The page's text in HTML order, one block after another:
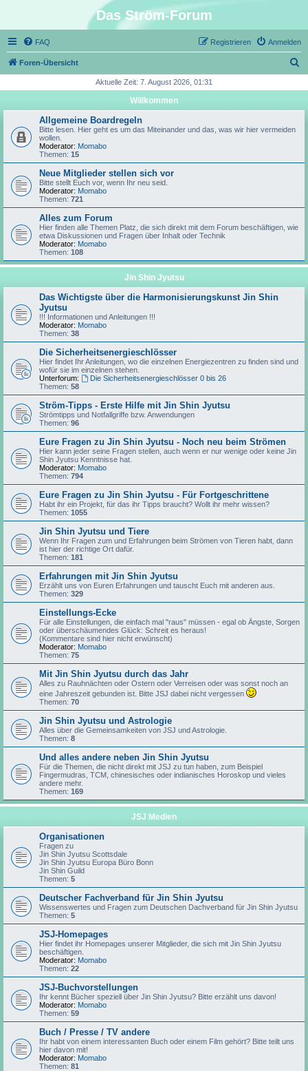
Das Ström-Forum
FAQ Anmelden
Registrieren
Foren-Übersicht
h
Aktuelle Zeit: 7. August 2026, 01:31
Willkommen
Allgemeine Boardregeln
Bitte lesen. Hier geht es um das Miteinander und das, was wir hier vermeiden
wollen.
Moderator: Momabo
Themen: 15
Neue Mitglieder stellen sich vor
Bitte stellt Euch vor, wenn Ihr neu seid.
Moderator: Momabo
Themen: 721
Alles zum Forum
Hier finden alle Themen Platz, die sich direkt mit dem Forum beschäftigen, wie
etwa Diskussionen und Fragen über Inhalt oder Technik
Moderator: Momabo
Themen: 108
Jin Shin Jyutsu
Das Wichtigste über die Harmonisierungskunst Jin Shin
Jyutsu
!!! Informationen und Anleitungen !!!
Moderator: Momabo
Themen: 38
Die Sicherheitsenergieschlösser
Hier findet Ihr Anleitungen, wo die einzelnen Energiezentren zu finden sind und
wofür sie im einzelnen stehen.
Unterforum:
Die Sicherheitsenergieschlösser 0 bis 26
Themen: 58
Ström-Tipps - Erste Hilfe mit Jin Shin Jyutsu
Strömtipps und Notfallgriffe bzw. Anwendungen
Themen: 96
Eure Fragen zu Jin Shin Jyutsu - Noch neu beim Strömen
Hier kann jeder seine Fragen stellen, auch wenn er nur wenige oder keine Jin
Shin Jyutsu Kenntnisse hat.
Moderator: Momabo
Themen: 794
Eure Fragen zu Jin Shin Jyutsu - Für Fortgeschrittene
Habt ihr ein Projekt, für das ihr Tipps braucht? Wollt ihr mehr wissen?
Themen: 1055
Jin Shin Jyutsu und Tiere
Wenn Ihr Fragen zum und Erfahrungen beim Strömen von Tieren habt, dann
ist hier der richtige Ort dafür.
Themen: 181
Erfahrungen mit Jin Shin Jyutsu
Erzählt uns von Euren Erfahrungen und tauscht Euch mit anderen aus.
Themen: 329
Einstellungs-Ecke
Für alle Einstellungen, die einfach mal "raus" müssen - egal ob Ängste, Sorgen
oder überschäumendes Glück: Schreit es heraus!
(Kommentare sind hier nicht erwünscht)
Moderator: Momabo
Themen: 75
Mit Jin Shin Jyutsu durch das Jahr
Alles zu Rauhnächten oder Ostern oder Verreisen oder was sonst noch an
eine Jahreszeit gebunden ist. Bitte JSJ dabei nicht vergessen
Themen: 70
Jin Shin Jyutsu und Astrologie
Alles über die Gemeinsamkeiten von JSJ und Astrologie.
Themen: 8
Und alles andere neben Jin Shin Jyutsu
Für die Themen, die nicht direkt mit JSJ zu tun haben, zum Beispiel
Fingermudras, TCM, chinesisches oder indianisches Horoskop und vieles
andere mehr.
Themen: 169
JSJ Medien
Organisationen
Fragen zu
Jin Shin Jyutsu Scottsdale
Jin Shin Jyutsu Europa Büro Bonn
Jin Shin Guild
Themen: 5
Deutscher Fachverband für Jin Shin Jyutsu
Wissenswertes und Fragen zum Deutschen Dachverband für Jin Shin Jyutsu
Themen: 5
JSJ-Homepages
Hier findet ihr Homepages unserer Mitglieder, die sich mit Jin Shin Jyutsu
beschäftigen.
Moderator: Momabo
Themen: 22
JSJ-Buchvorstellungen
Ihr kennt Bücher speziell über Jin Shin Jyutsu? Bitte erzählt uns davon!
Moderator: Momabo
Themen: 59
Buch / Presse / TV andere
Ihr habt von einem interessanten Buch oder einem Film gehört? Bitte teilt uns
hier davon mit!
Moderator: Momabo
Themen: 81